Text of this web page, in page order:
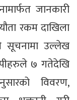
जानकारी
रकम दाखिला
सूचनामा उल्लेख
७ गतेदेखि
विवरण,